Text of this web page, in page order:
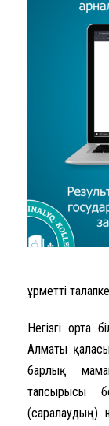
Құрметті
Негізгі орта
Алматы
барлық
тапсырысы
(саралаудың)